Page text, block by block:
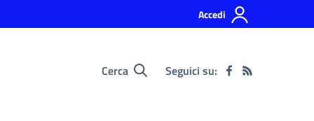
Accedi
Cerca Seguici su: